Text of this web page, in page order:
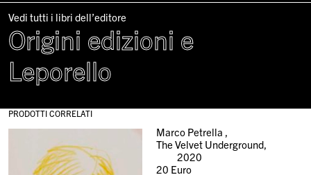
Vedi tutti i libri dell’editore
Origini edizioni e
Leporello
PRODOTTI CORRELATI
Marco Petrella ,
The Velvet Underground,
2020
20 Euro